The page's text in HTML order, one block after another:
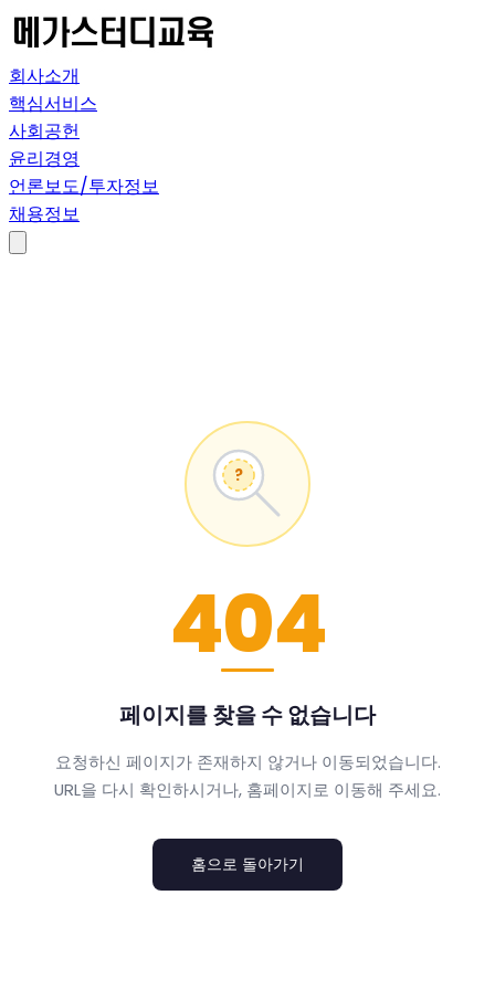
회사소개
핵심서비스
사회공헌
윤리경영
언론보도/투자정보
채용정보
?
404
페이지를 찾을 수 없습니다
요청하신 페이지가 존재하지 않거나 이동되었습니다.
URL을 다시 확인하시거나, 홈페이지로 이동해 주세요.
홈으로 돌아가기